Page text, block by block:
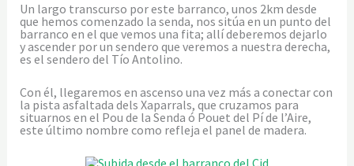
Un largo transcurso por este barranco, unos 2km desde
que hemos comenzado la senda, nos sitúa en un punto del
barranco en el que vemos una fita; allí deberemos dejarlo
y ascender por un sendero que veremos a nuestra derecha,
es el sendero del Tío Antolino.
Con él, llegaremos en ascenso una vez más a conectar con
la pista asfaltada dels Xaparrals, que cruzamos para
situarnos en el Pou de la Senda ó Pouet del Pí de l’Aire,
este último nombre como refleja el panel de madera.